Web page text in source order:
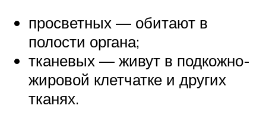
просветных — обитают в
полости органа;
тканевых — живут в подкожно-
жировой клетчатке и других
тканях.